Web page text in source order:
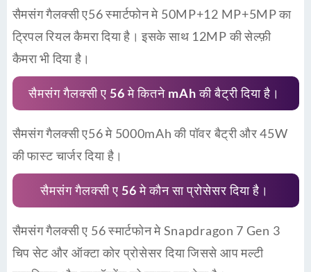
सैमसंग गैलक्सी ए56 स्मार्टफोन मे 50MP+12 MP+5MP का
ट्रिपल रियल कैमरा दिया है। इसके साथ 12MP की सेल्फ़ी
कैमरा भी दिया है।
सैमसंग गैलक्सी ए 56 मे कितने mAh की बैट्री दिया है।
सैमसंग गैलक्सी ए56 मे 5000mAh की पॉवर बैट्री और 45W
की फास्ट चार्जर दिया है।
सैमसंग गैलक्सी ए 56 मे कौन सा प्रोसेसर दिया है।
सैमसंग गैलक्सी ए 56 स्मार्टफोन मे Snapdragon 7 Gen 3
चिप सेट और ऑक्टा कोर प्रोसेसर दिया जिससे आप मल्टी